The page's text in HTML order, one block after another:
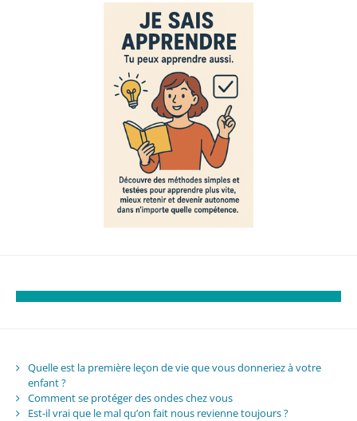
Quelle est la première leçon de vie que vous donneriez à votre
enfant ?
Comment se protéger des ondes chez vous
Est-il vrai que le mal qu’on fait nous revienne toujours ?